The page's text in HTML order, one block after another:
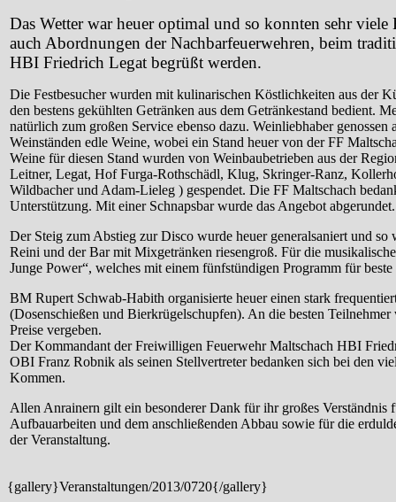
Das Wetter war heuer optimal und so konnten sehr viele
auch Abordnungen der Nachbarfeuerwehren, beim
HBI Friedrich Legat begrüßt werden.
Die Festbesucher wurden mit kulinarischen Köstlichkeiten aus der
den bestens gekühlten Getränken aus dem Getränkestand bedient.
natürlich zum großen Service ebenso dazu. Weinliebhaber genossen
Weinständen edle Weine, wobei ein Stand heuer von der FF
Weine für diesen Stand wurden von Weinbaubetrieben aus der
Leitner, Legat, Hof Furga-Rothschädl, Klug, Skringer-Ranz,
Wildbacher und Adam-Lieleg ) gespendet. Die FF Maltschach
Unterstützung. Mit einer Schnapsbar wurde das Angebot abgerundet.
Der Steig zum Abstieg zur Disco wurde heuer generalsaniert und
Reini und der Bar mit Mixgetränken riesengroß. Für die
Junge Power“, welches mit einem fünfstündigen Programm für
BM Rupert Schwab-Habith organisierte heuer einen stark
(Dosenschießen und Bierkrügelschupfen). An die besten
Preise vergeben.
Der Kommandant der Freiwilligen Feuerwehr Maltschach HBI
OBI Franz Robnik als seinen Stellvertreter bedanken sich bei den
Kommen.
Allen Anrainern gilt ein besonderer Dank für ihr großes Verständnis
Aufbauarbeiten und dem anschließenden Abbau sowie für die
der Veranstaltung.
{gallery}Veranstaltungen/2013/0720{/gallery}